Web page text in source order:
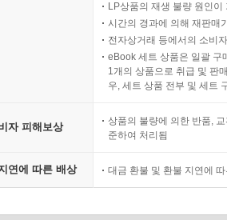
명왕성 등의 존재는 수메르 이후 완전히
들은 별들의 세차운동도 알고 있었으
이동을 통해 우주의 시대를 처음 구
명왕성 너머의 또 다른 행성에 대해서
, 이 행성의 우주인들이 지구에 문명을
문』과 『역사는 수메르에서 시작되었다
. 저자에 따르면 이들이 바로 성경에서 ‘
LP상품의 재생 불량 원인
시간의 경과에 의해 재판매
전자상거래 등에서의 소비
eBook 세트 상품은 일괄 구
1개의 상품으로 취급 및 판
우, 세트 상품 전부 및 세트
자 피해보상
상품의 불량에 의한 반품,
준하여 처리됨
연에 따른 배상 대금 환불 및 환불 지연에